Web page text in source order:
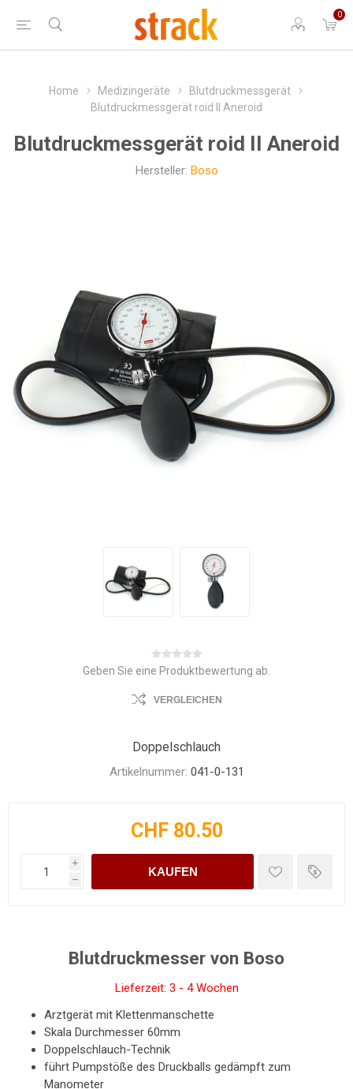
0
Home Medizingeräte
Blutdruckmessgerät
Blutdruckmessgerät roid II Aneroid
Blutdruckmessgerät roid II Aneroid
Hersteller: Boso
Geben Sie eine Produktbewertung ab.
VERGLEICHEN
Doppelschlauch
Artikelnummer: 041-0-131
CHF 80.50
i
h
KAUFEN
Blutdruckmesser von Boso
Lieferzeit: 3 - 4 Wochen
Arztgerät mit Klettenmanschette
Skala Durchmesser 60mm
Doppelschlauch-Technik
führt Pumpstöße des Druckballs gedämpft zum
Manometer